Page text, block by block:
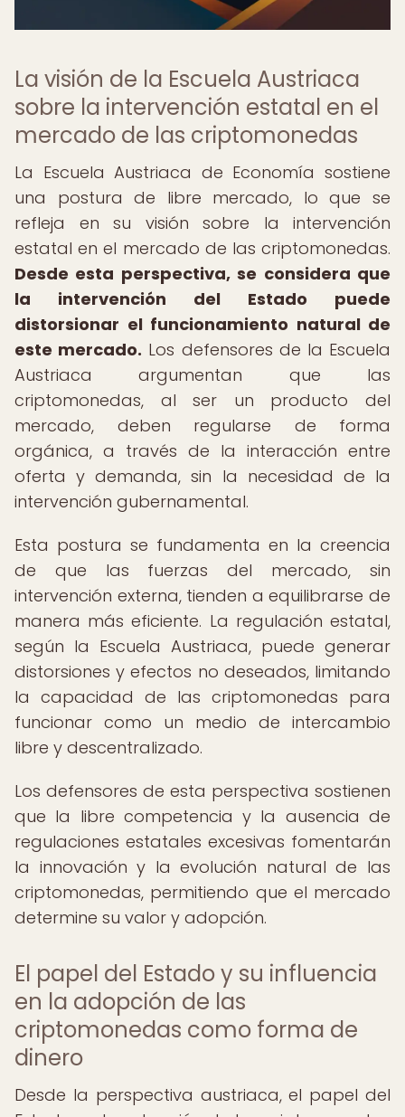
La visión de la Escuela Austriaca
sobre la intervención estatal en el
mercado de las criptomonedas
La Escuela Austriaca de Economía sostiene
una postura de libre mercado, lo que se
refleja en su visión sobre la intervención
estatal en el mercado de las criptomonedas.
Desde esta perspectiva, se considera que
la intervención del Estado puede
distorsionar el funcionamiento natural de
este mercado. Los defensores de la Escuela
Austriaca argumentan que las
criptomonedas, al ser un producto del
mercado, deben regularse de forma
orgánica, a través de la interacción entre
oferta y demanda, sin la necesidad de la
intervención gubernamental.
Esta postura se fundamenta en la creencia
de que las fuerzas del mercado, sin
intervención externa, tienden a equilibrarse de
manera más eficiente. La regulación estatal,
según la Escuela Austriaca, puede generar
distorsiones y efectos no deseados, limitando
la capacidad de las criptomonedas para
funcionar como un medio de intercambio
libre y descentralizado.
Los defensores de esta perspectiva sostienen
que la libre competencia y la ausencia de
regulaciones estatales excesivas fomentarán
la innovación y la evolución natural de las
criptomonedas, permitiendo que el mercado
determine su valor y adopción.
El papel del Estado y su influencia
en la adopción de las
criptomonedas como forma de
dinero
Desde la perspectiva austriaca, el papel del